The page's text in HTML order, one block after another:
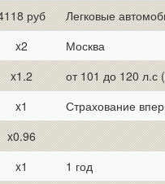
руб
Легковые
x2
Москва
x1.2
от 101 до 120 л.с
x1
Страхование
x0.96
x1
1 год